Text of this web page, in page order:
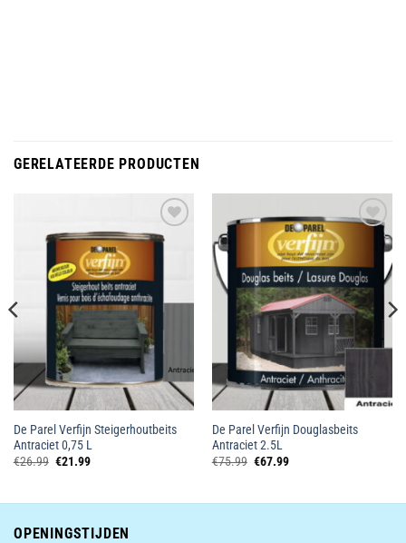
GERELATEERDE PRODUCTEN
Toevoegen
De Parel Verfijn Steigerhoutbeits
Antraciet 0,75 L
€26.99 Oorspronkelijke
€21.99Huidige
Toevoegen
wenslijst
De Parel Verfijn Douglasbeits
Antraciet 2.5L
€75.99 Oorspronkelijke
€67.99Huidige
OPENINGSTIJDEN